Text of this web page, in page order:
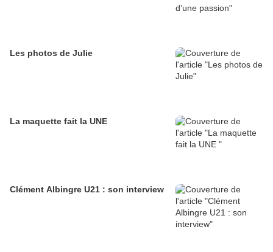
Les photos de Julie
La maquette fait la UNE
Clément Albingre U21 : son interview